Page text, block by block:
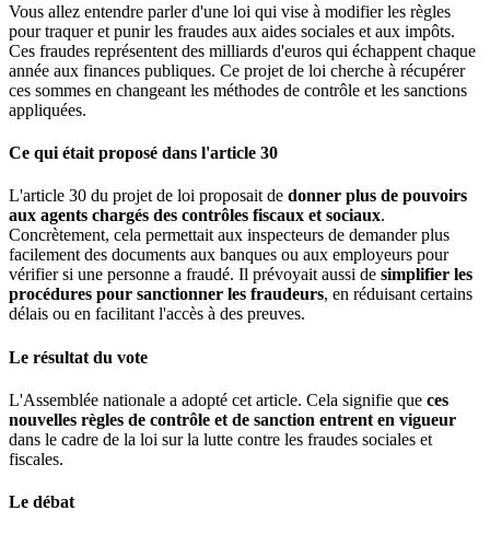
Vous allez entendre parler d'une loi qui vise à modifier les règles
pour traquer et punir les fraudes aux aides sociales et aux impôts.
Ces fraudes représentent des milliards d'euros qui échappent chaque
année aux finances publiques. Ce projet de loi cherche à récupérer
ces sommes en changeant les méthodes de contrôle et les sanctions
appliquées.
Ce qui était proposé dans l'article 30
L'article 30 du projet de loi proposait de donner plus de pouvoirs
aux agents chargés des contrôles fiscaux et sociaux.
Concrètement, cela permettait aux inspecteurs de demander plus
facilement des documents aux banques ou aux employeurs pour
vérifier si une personne a fraudé. Il prévoyait aussi de simplifier les
procédures pour sanctionner les fraudeurs, en réduisant certains
délais ou en facilitant l'accès à des preuves.
Le résultat du vote
L'Assemblée nationale a adopté cet article. Cela signifie que ces
nouvelles règles de contrôle et de sanction entrent en vigueur
dans le cadre de la loi sur la lutte contre les fraudes sociales et
fiscales.
Le débat